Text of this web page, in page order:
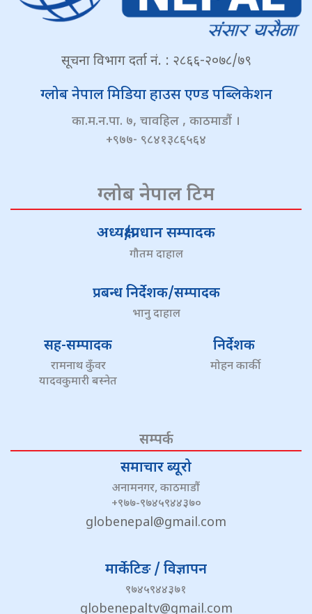
सूचना विभाग दर्ता नं. : २८६६-२०७८/७९
ग्लोब नेपाल मिडिया हाउस एण्ड पब्लिकेशन
का.म.न.पा. ७, चावहिल , काठमाडौं ।
+९७७- ९८४१३८६५६४
ग्लोब नेपाल टिम
अध्यक्ष/प्रधान सम्पादक
गौतम दाहाल
प्रबन्ध निर्देशक/सम्पादक
भानु दाहाल
सह-सम्पादक
रामनाथ कुँवर
यादवकुमारी बस्नेत
निर्देशक
मोहन कार्की
सम्पर्क
समाचार ब्यूरो
अनामनगर, काठमाडौं
+९७७-९७४५९४४३७०
globenepal@gmail.com
मार्केटिङ / विज्ञापन
९७४५९४४३७१
globenepaltv@gmail.com